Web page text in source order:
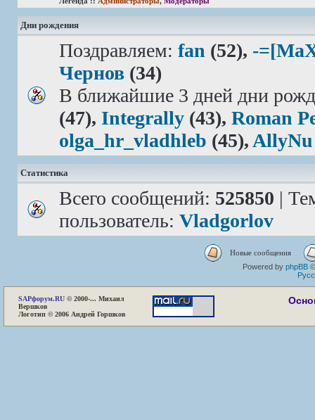
Дни рождения
Поздравляем: fan (52), -
Чернов (34)
В ближайшие 3 дней дни
(47), Integrally (43), Roman
olga_hr_vladhleb (45), AllyNu
Статистика
Всего сообщений: 525850 |
пользователь: Vladgorlov
Новые сообщения
Powered by phpBB
SAPфорум.RU © 2000-... Михаил
Вершков
Логотип © 2006 Андрей Горшков